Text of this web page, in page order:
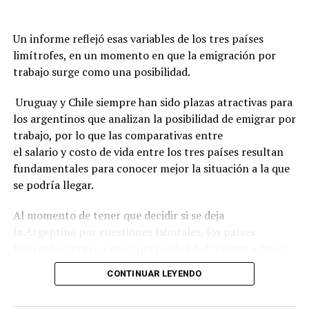
Un informe reflejó esas variables de los tres países
limítrofes, en un momento en que la emigración por
trabajo surge como una posibilidad.
Uruguay y Chile siempre han sido plazas atractivas para
los argentinos que analizan la posibilidad de emigrar por
trabajo, por lo que las comparativas entre
el salario y costo de vida entre los tres países resultan
fundamentales para conocer mejor la situación a la que
se podría llegar.
Al momento de tener que decidir si se deja
la cercanía geográfica, el idioma compartido,
la estabilidad económica y los indicadores de seguridad
CONTINUAR LEYENDO